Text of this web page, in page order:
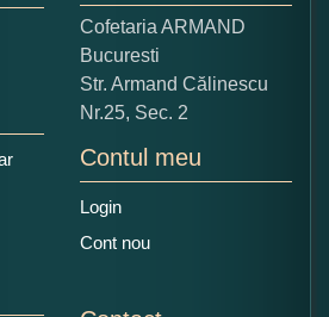
din imagine:
Cofetaria ARMAND
Bucuresti
Str. Armand Călinescu
Nr.25, Sec. 2
Contul meu
Login
Cont nou